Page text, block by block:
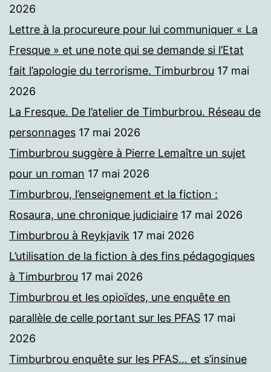
2026
Lettre à la procureure pour lui communiquer « La
Fresque » et une note qui se demande si l’Etat
fait l’apologie du terrorisme. Timburbrou 17 mai
2026
La Fresque. De l’atelier de Timburbrou. Réseau de
personnages 17 mai 2026
Timburbrou suggère à Pierre Lemaître un sujet
pour un roman 17 mai 2026
Timburbrou, l’enseignement et la fiction :
Rosaura, une chronique judiciaire 17 mai 2026
Timburbrou à Reykjavik 17 mai 2026
L’utilisation de la fiction à des fins pédagogiques
à Timburbrou 17 mai 2026
Timburbrou et les opioïdes, une enquête en
parallèle de celle portant sur les PFAS 17 mai
2026
Timburbrou enquête sur les PFAS… et s’insinue